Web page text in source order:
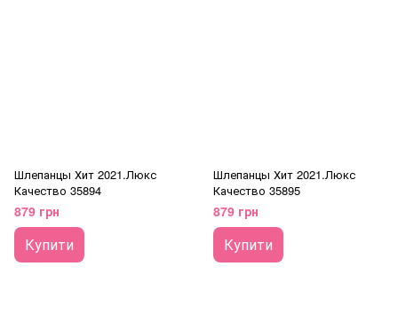
Шлепанцы Хит 2021.Люкс
Качество 35894
879 грн
Купити
Шлепанцы Хит 2021.Люкс
Качество 35895
879 грн
Купити